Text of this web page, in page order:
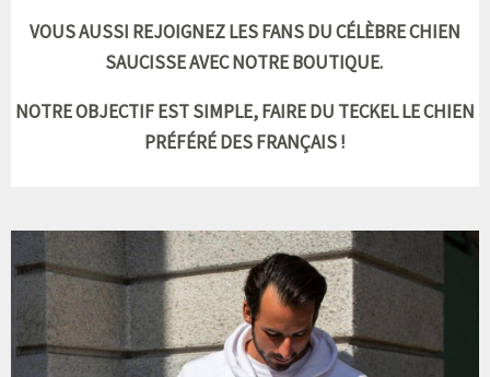
VOUS AUSSI REJOIGNEZ LES FANS DU CÉLÈBRE CHIEN
SAUCISSE AVEC NOTREBOUTIQUE.
NOTRE OBJECTIF EST SIMPLE, FAIRE DU TECKEL LE CHIEN
PRÉFÉRÉ DES FRANÇAIS !